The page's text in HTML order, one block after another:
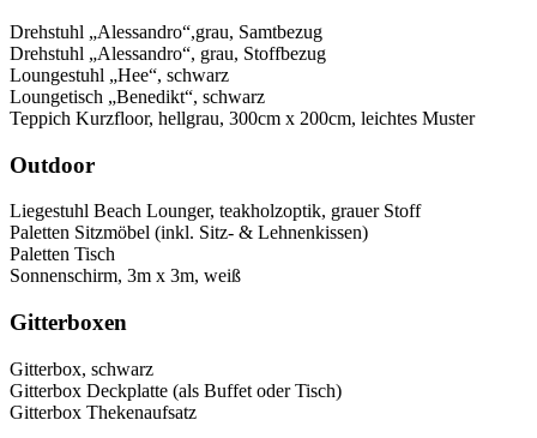
Drehstuhl „Alessandro“,grau, Samtbezug
Drehstuhl „Alessandro“, grau, Stoffbezug
Loungestuhl „Hee“, schwarz
Loungetisch „Benedikt“, schwarz
Teppich Kurzfloor, hellgrau, 300cm x 200cm, leichtes Muster
Outdoor
Liegestuhl Beach Lounger, teakholzoptik, grauer Stoff
Paletten Sitzmöbel (inkl. Sitz- & Lehnenkissen)
Paletten Tisch
Sonnenschirm, 3m x 3m, weiß
Gitterboxen
Gitterbox, schwarz
Gitterbox Deckplatte (als Buffet oder Tisch)
Gitterbox Thekenaufsatz